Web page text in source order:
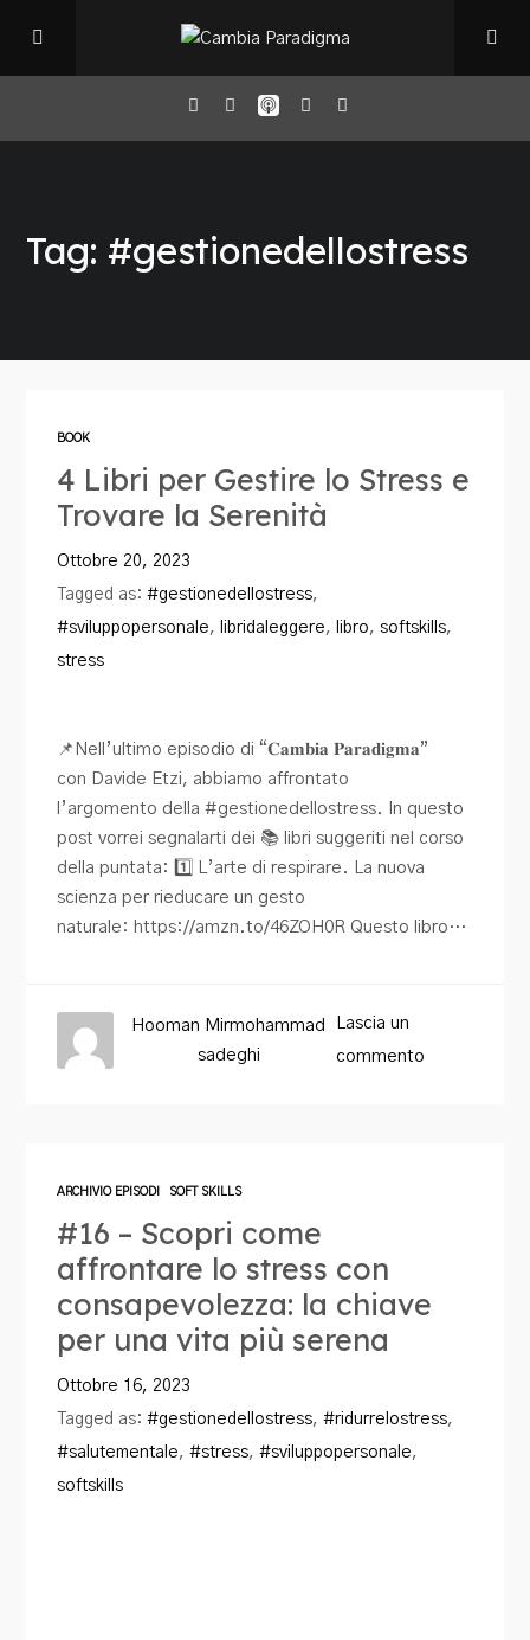
Il Podcast
Book Club
Contatti
Tag: #gestionedellostress
BOOK
4 Libri per Gestire lo Stress e
Trovare la Serenità
Ottobre 20, 2023
Tagged as:#gestionedellostress,
#sviluppopersonale, libridaleggere, libro,softskills,
stress
📌Nell’ultimo episodio di “𝐂𝐚𝐦𝐛𝐢𝐚 𝐏𝐚𝐫𝐚𝐝𝐢𝐠𝐦𝐚”
con Davide Etzi, abbiamo affrontato
l’argomento della #gestionedellostress. In questo
post vorrei segnalarti dei 📚 libri suggeriti nel corso
della puntata: 1️⃣ L’arte di respirare. La nuova
scienza per rieducare un gesto
naturale: https://amzn.to/46ZOH0R Questo libro…
Lascia un
commento
Hooman Mirmohammad
sadeghi
ARCHIVIO EPISODI SOFT SKILLS
#16 – Scopri come
affrontare lo stress con
consapevolezza: la chiave
per una vita più serena
Ottobre 16, 2023
Tagged as:#gestionedellostress,#ridurrelostress,
#salutementale,#stress,#sviluppopersonale,
softskills